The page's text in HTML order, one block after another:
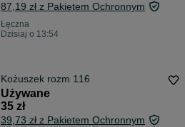
87,19 zł z Pakietem Ochronnym
Łęczna
Dzisiaj o 13:54
Kożuszek rozm 116
Używane
35 zł
39,73 zł z Pakietem Ochronnym